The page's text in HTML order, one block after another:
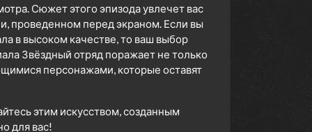
Сюжет этого эпизода увлечет вас
проведенном перед экраном. Если вы
в высоком качестве, то ваш выбор
Звёздный отряд поражает не только
персонажами, которые оставят
этим искусством, созданным
для вас!